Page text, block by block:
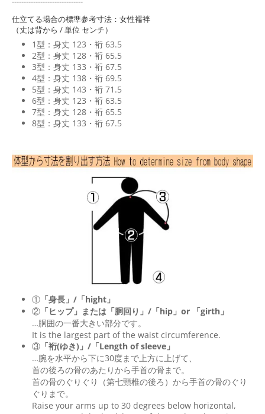
仕立てる場合の標準参考寸法：女性襦袢
（丈は背から / 単位 センチ）
1型：身丈 123・裄 63.5
2型：身丈 128・裄 65.5
3型：身丈 133・裄 67.5
4型：身丈 138・裄 69.5
5型：身丈 143・裄 71.5
6型：身丈 123・裄 63.5
7型：身丈 128・裄 65.5
8型：身丈 133・裄 67.5
① 「身長」/「hight」
② 「ヒップ」または「胴回り」/「hip 」or 「girth 」
…胴囲の一番大きい部分です。
It is the largest part of the waist circumference.
③ 「裄(ゆき)」/「Length of sleeve」
…腕を水平から下に30度まで上方に上げて、
首の後ろの骨のあたりから手首の骨まで。
首の骨のぐりぐり（第七頸椎の後ろ）から手首の骨のぐり
ぐりまで。
Raise your arms up to 30 degrees below horizontal,